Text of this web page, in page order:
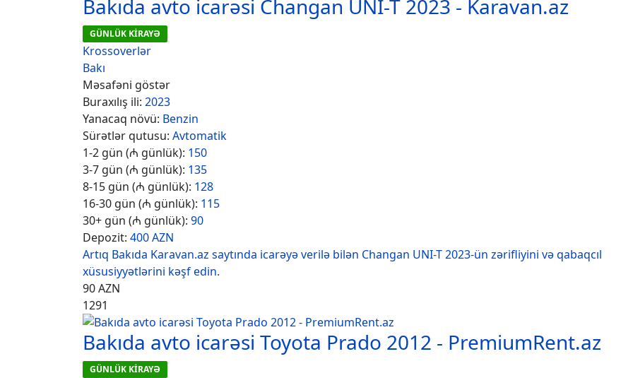
Bakıda avto icarəsi Changan UNI-T 2023 - Karavan.az
GÜNLÜK KİRAYƏ
Krossoverlər
Bakı
Məsafəni göstər
Buraxılış ili: 2023
Yanacaq növü: Benzin
Sürətlər qutusu: Avtomatik
1-2 gün (₼ günlük): 150
3-7 gün (₼ günlük): 135
8-15 gün (₼ günlük): 128
16-30 gün (₼ günlük): 115
30+ gün (₼ günlük): 90
Depozit: 400 AZN
Artıq Bakıda Karavan.az saytında icarəyə verilə bilən Changan UNI-T 2023-ün zərifliyini və qabaqcıl
xüsusiyyətlərini kəşf edin.
90AZN
1291
Bakıda avto icarəsi Toyota Prado 2012 - PremiumRent.az
GÜNLÜK KİRAYƏ